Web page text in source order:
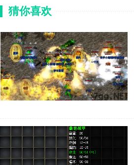
猜你喜欢